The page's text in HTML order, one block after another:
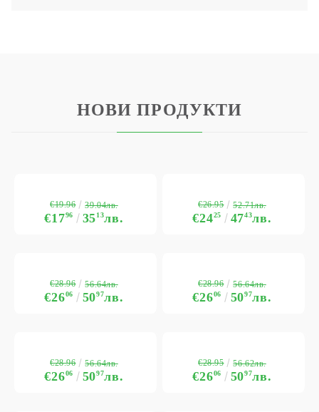
НОВИ ПРОДУКТИ
€1796 3513лв.
€19.96 39.04лв.
€2425 4743лв.
€26.95 52.71лв.
€2606 5097лв.
€28.96 56.64лв.
€2606 5097лв.
€28.96 56.64лв.
€2606 5097лв.
€28.96 56.64лв.
€2606 5097лв.
€28.95 56.62лв.